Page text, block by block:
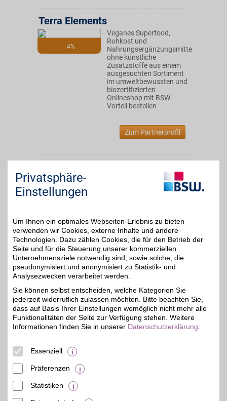
4%
Terra Elements
Veganes Superfood,
Rohkost und
Nahrungsergänzungsmittel
ohne künstliche
Zusatzstoffe aus einem
ausgesuchten Sortiment
im umweltbewussten und
biozertifizierten
Onlineshop mit BSW-
Vorteil bestellen
Zum Partnerprofil
5%
Nachhaltige Mode für
Babys und Kleinkinder -
Organics stöbern und als
BSW-Mitglied sparen!
Zum Partnerprofil
7%
Grega's Imkerei
Natürliche Produkte aus
eigener Herstellung.
Grega's Imkerei steht für
hochwertigen Honig und
ausgewählte
Privatsphäre-
Einstellungen
Um Ihnen ein optimales Webseiten-Erlebnis zu bieten
verwenden wir Cookies, externe Inhalte und andere
Technologien. Dazu zählen Cookies, die für den Betrieb der
Seite und für die Steuerung unserer kommerziellen
Unternehmensziele notwendig sind, sowie solche, die
pseudonymisiert und anonymisiert zu Statistik- und
Analysezwecken verarbeitet werden.
Sie können selbst entscheiden, welche Kategorien Sie
jederzeit widerruflich zulassen möchten. Bitte beachten Sie,
dass auf Basis Ihrer Einstellungen womöglich nicht mehr alle
Funktionalitäten der Seite zur Verfügung stehen. Weitere
Informationen finden Sie in unserer Datenschutzerklärung
Essenziell
Präferenzen
Statistiken